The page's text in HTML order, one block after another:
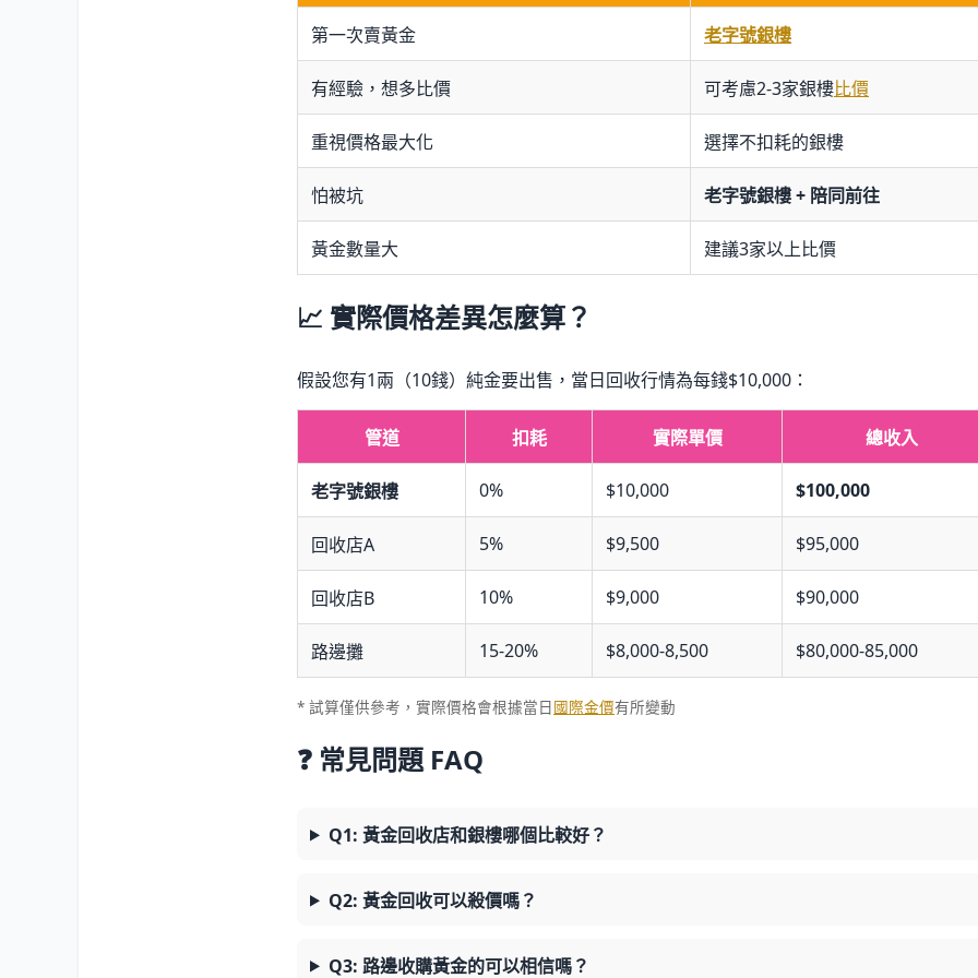
第一次賣黃金 老字號銀樓
有經驗，想多比價 可考慮2-3家銀樓比價
重視價格最大化 選擇不扣耗的銀樓
怕被坑 老字號銀樓 + 陪同前往
黃金數量大 建議3家以上比價
📈 實際價格差異怎麼算？
假設您有1兩（10錢）純金要出售，當日回收行情為每錢$10,000：
管道 扣耗 實際單價 總收入
老字號銀樓 0% $10,000 $100,000
回收店A 5% $9,500 $95,000
回收店B 10% $9,000 $90,000
路邊攤 15-20% $8,000-8,500 $80,000-85,000
* 試算僅供參考，實際價格會根據當日國際金價有所變動
❓ 常見問題 FAQ
Q1: 黃金回收店和銀樓哪個比較好？
Q2: 黃金回收可以殺價嗎？
Q3: 路邊收購黃金的可以相信嗎？